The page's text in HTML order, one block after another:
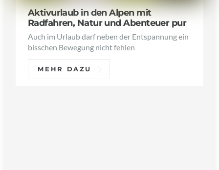
Aktivurlaub in den Alpen mit
Radfahren, Natur und Abenteuer pur
Auch im Urlaub darf neben der Entspannung ein
bisschen Bewegung nicht fehlen
MEHR DAZU